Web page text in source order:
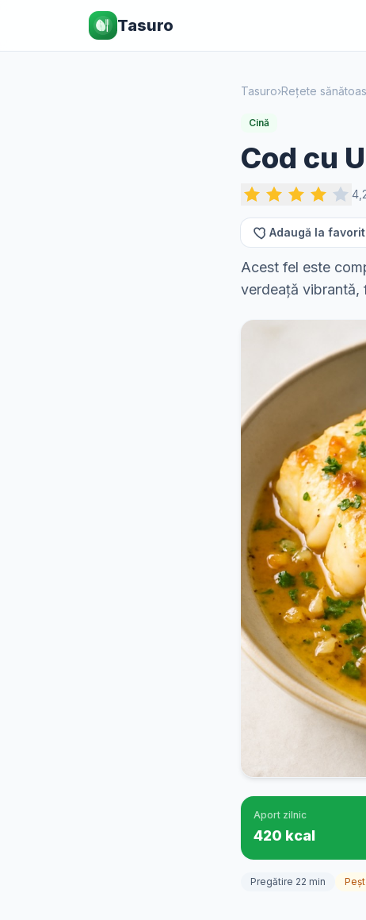
Tasuro
Tasuro›Rețete
Cină
Cod cu
Adaugă la
Acest fel este
verdeață vibrantă,
Aport zilnic
420 kcal
Pregătire 22 min